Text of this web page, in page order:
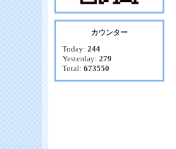
カウンター
Today: 244
Yesterday: 279
Total: 673550